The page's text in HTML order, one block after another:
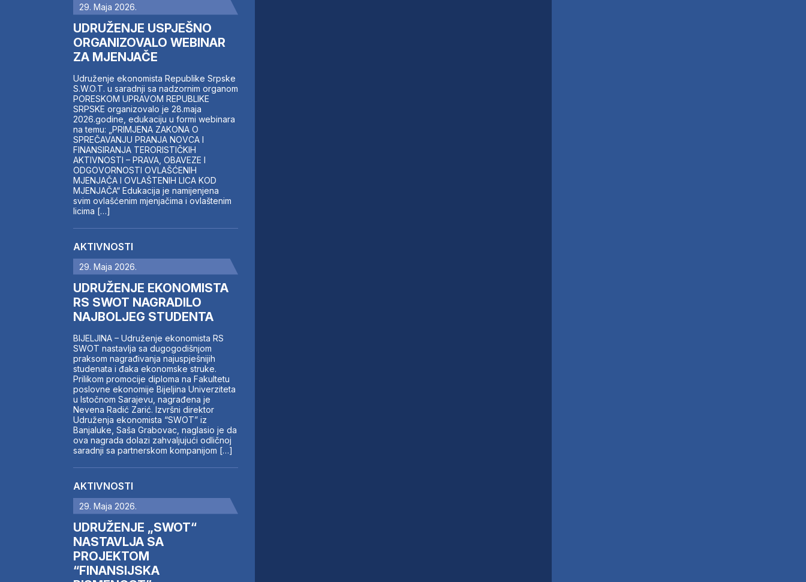
29. Maja 2026.
UDRUŽENJE USPJEŠNO
ORGANIZOVALO WEBINAR
ZA MJENJAČE
Udruženje ekonomista Republike Srpske
S.W.O.T. u saradnji sa nadzornim organom
PORESKOM UPRAVOM REPUBLIKE
SRPSKE organizovalo je 28.maja
2026.godine, edukaciju u formi webinara
na temu: „PRIMJENA ZAKONA O
SPREČAVANJU PRANJA NOVCA I
FINANSIRANJA TERORISTIČKIH
AKTIVNOSTI – PRAVA, OBAVEZE I
ODGOVORNOSTI OVLAŠĆENIH
MJENJAČA I OVLAŠTENIH LICA KOD
MJENJAČA“ Edukacija je namijenjena
svim ovlašćenim mjenjačima i ovlaštenim
licima […]
AKTIVNOSTI
29. Maja 2026.
UDRUŽENJE EKONOMISTA
RS SWOT NAGRADILO
NAJBOLJEG STUDENTA
BIJELJINA – Udruženje ekonomista RS
SWOT nastavlja sa dugogodišnjom
praksom nagrađivanja najuspješnijih
studenata i đaka ekonomske struke.
Prilikom promocije diploma na Fakultetu
poslovne ekonomije Bijeljina Univerziteta
u Istočnom Sarajevu, nagrađena je
Nevena Radić Zarić. Izvršni direktor
Udruženja ekonomista “SWOT” iz
Banjaluke, Saša Grabovac, naglasio je da
ova nagrada dolazi zahvaljujući odličnoj
saradnji sa partnerskom kompanijom […]
AKTIVNOSTI
29. Maja 2026.
UDRUŽENJE „SWOT“
NASTAVLJA SA
PROJEKTOM
“FINANSIJSKA